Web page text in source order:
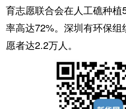
育志愿联合会在人工礁种
率高达72%。深圳有环保
愿者达2.2万人。